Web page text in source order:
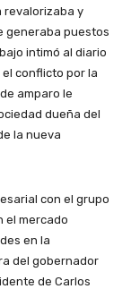
revalorizaba y
generaba puestos
intimó al diario
conflicto por la
amparo le
dueña del
la nueva
con el grupo
el mercado
en la
del gobernador
de Carlos